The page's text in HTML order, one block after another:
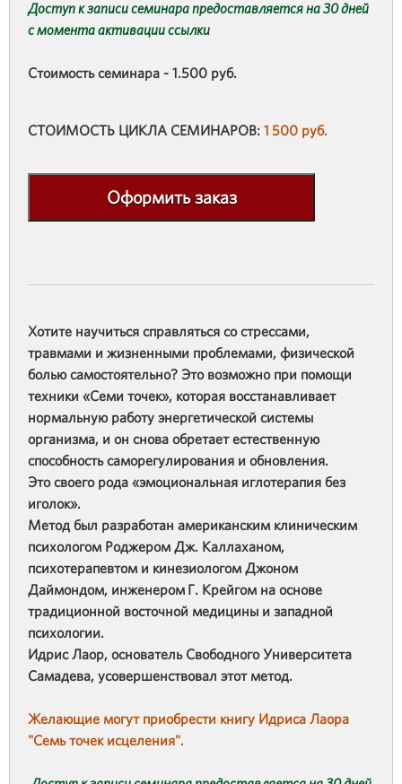
Доступ к записи семинара предоставляется на 30 дней
с момента активации ссылки
Стоимость семинара - 1.500 руб.
СТОИМОСТЬ ЦИКЛА СЕМИНАРОВ: 1 500 руб.
Оформить заказ
Хотите научиться справляться со стрессами,
травмами и жизненными проблемами, физической
болью самостоятельно? Это возможно при помощи
техники «Семи точек», которая восстанавливает
нормальную работу энергетической системы
организма, и он снова обретает естественную
способность саморегулирования и обновления.
Это своего рода «эмоциональная иглотерапия без
иголок».
Метод был разработан американским клиническим
психологом Роджером Дж. Каллаханом,
психотерапевтом и кинезиологом Джоном
Даймондом, инженером Г. Крейгом на основе
традиционной восточной медицины и западной
психологии.
Идрис Лаор, основатель Свободного Университета
Самадева, усовершенствовал этот метод.
Желающие могут приобрести книгу Идриса Лаора
"Семь точек исцеления".